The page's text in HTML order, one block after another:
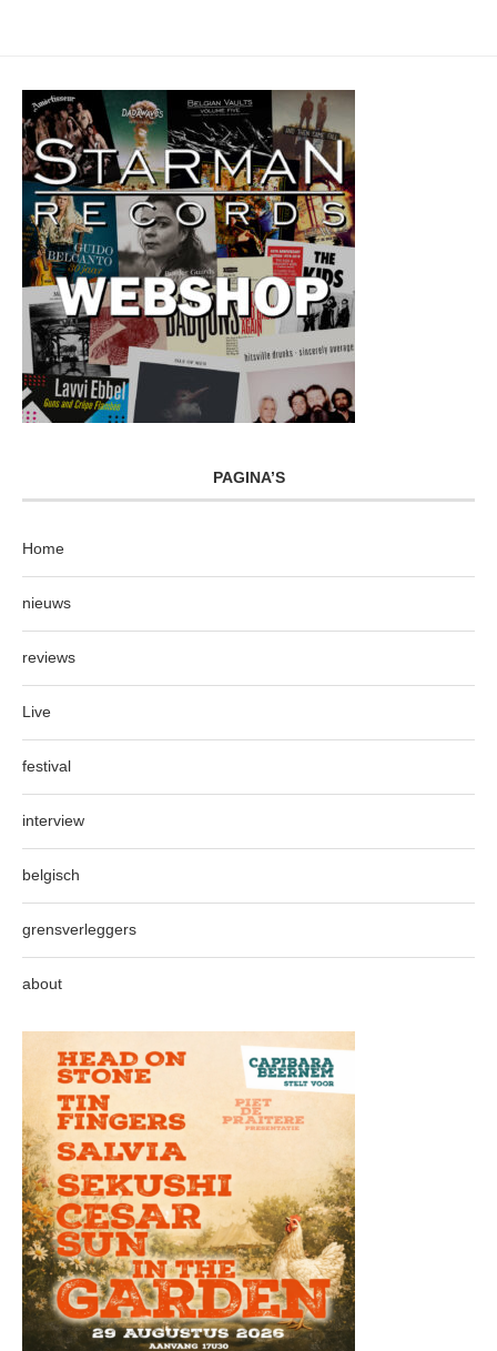
PAGINA’S
Home
nieuws
reviews
Live
festival
interview
belgisch
grensverleggers
about